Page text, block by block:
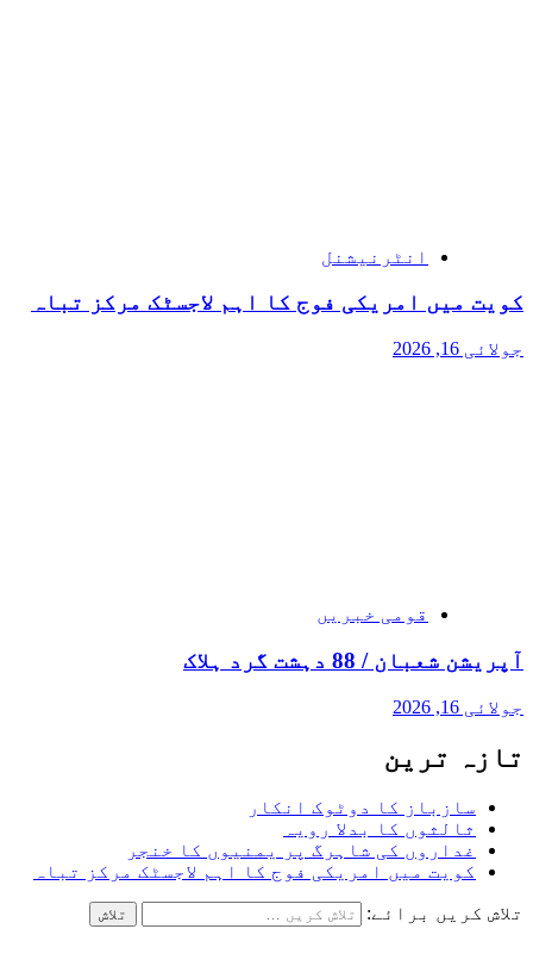
انٹرنیشنل
کویت میں امریکی فوج کا اہم لاجسٹک مرکز تباہ
جولائی 16, 2026
قومی خبریں
آپریشن شعبان / 88 دہشت گرد ہلاک
جولائی 16, 2026
تازہ ترین
سازباز کا دوٹوک انکار
ثالثوں کا بدلا رویہ
غداروں کی شاہرگ پر یمنیوں کا خنجر
کویت میں امریکی فوج کا اہم لاجسٹک مرکز تباہ
تلاش کریں برائے: